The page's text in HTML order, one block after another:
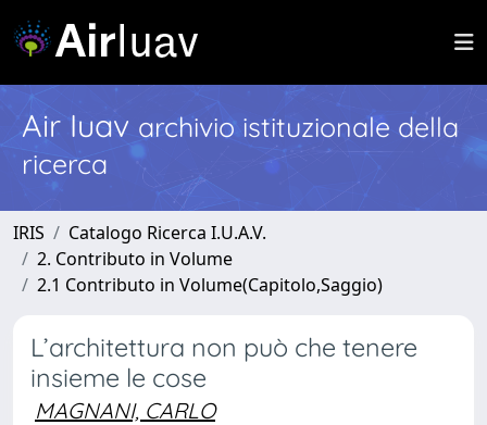
Air Iuav archivio istituzionale della
ricerca
IRIS
Catalogo Ricerca I.U.A.V.
2. Contributo in Volume
2.1 Contributo in Volume(Capitolo,Saggio)
L’architettura non può che tenere
insieme le cose
MAGNANI, CARLO